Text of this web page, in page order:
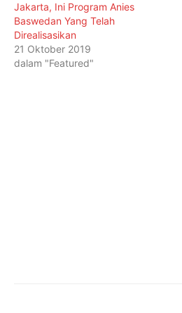
Jakarta, Ini Program Anies
Baswedan Yang Telah
Direalisasikan
21 Oktober 2019
dalam "Featured"